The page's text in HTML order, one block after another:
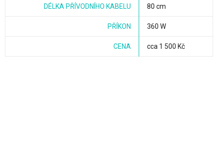
DÉLKA PŘÍVODNÍHO KABELU 80 cm
PŘÍKON 360 W
CENA cca 1 500 Kč